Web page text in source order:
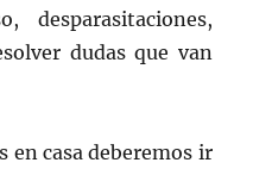
desparasitaciones,
dudas que van
en casa deberemos ir